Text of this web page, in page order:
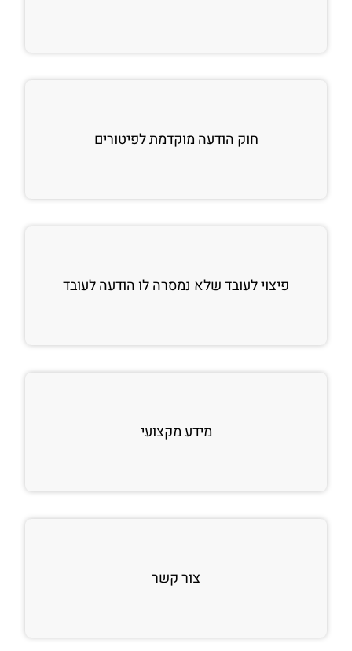
חוק הודעה מוקדמת לפיטורים
פיצוי לעובד שלא נמסרה לו הודעה לעובד
מידע מקצועי
צור קשר